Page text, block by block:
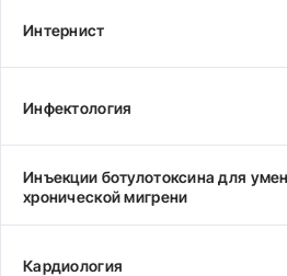
Интернист
Инфектология
Инъекции ботулотоксина для
хронической мигрени
Кардиология